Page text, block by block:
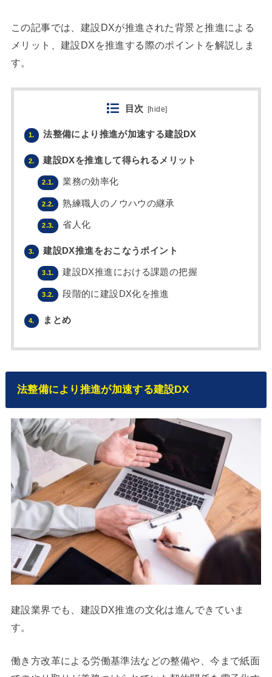
この記事では、建設DXが推進された背景と推進による
メリット、建設DXを推進する際のポイントを解説しま
す。
目次 [hide]
1. 法整備により推進が加速する建設DX
2. 建設DXを推進して得られるメリット
2.1. 業務の効率化
2.2. 熟練職人のノウハウの継承
2.3. 省人化
3. 建設DX推進をおこなうポイント
3.1. 建設DX推進における課題の把握
3.2. 段階的に建設DX化を推進
4. まとめ
法整備により推進が加速する建設DX
建設業界でも、建設DX推進の文化は進んできていま
す。
働き方改革による労働基準法などの整備や、今まで紙面